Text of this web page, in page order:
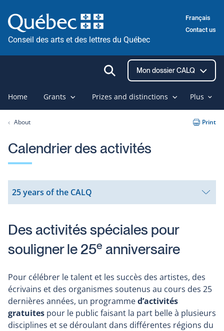
to
content
Conseil des arts et des lettres du Québec
Français
Contact us
Ouvrir
la
recherche
Mon dossier CALQ
Home Grants Prizes and distinctions Plus
About Print
Calendrier des activités
25 years of the CALQ
Open
submenu
Des activités spéciales pour
souligner le 25e anniversaire
Pour célébrer le talent et les succès des artistes, des
écrivains et des organismes soutenus au cours des 25
dernières années, un programmed’activités
gratuites pour le public faisant la part belle à plusieurs
disciplines et se déroulant dans différentes régions du